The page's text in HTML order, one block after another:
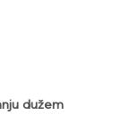
dužem